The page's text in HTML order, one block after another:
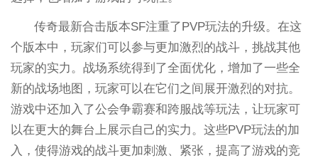
传奇最新合击版本SF注重了PVP玩法的升级。在这
个版本中，玩家们可以参与更加激烈的战斗，挑战其他
玩家的实力。战场系统得到了全面优化，增加了一些全
新的战场地图，玩家可以在它们之间展开激烈的对抗。
游戏中还加入了公会争霸赛和跨服战等玩法，让玩家可
以在更大的舞台上展示自己的实力。这些PVP玩法的加
入，使得游戏的战斗更加刺激、紧张，提高了游戏的竞